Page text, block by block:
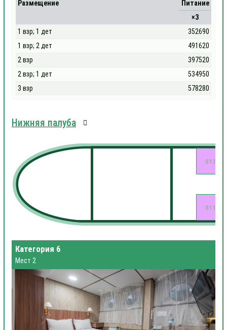
Размещение
Питание
×3
1 взр; 1 дет
352690
1 взр; 2 дет
491620
2 взр
397520
2 взр; 1 дет
534950
3 взр
578280
Нижняя палуба
011
012
Категория 6
Мест 2